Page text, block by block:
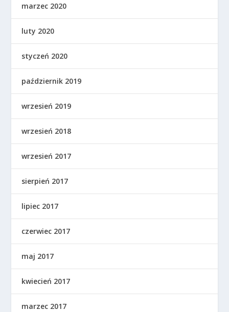
marzec 2020
luty 2020
styczeń 2020
październik 2019
wrzesień 2019
wrzesień 2018
wrzesień 2017
sierpień 2017
lipiec 2017
czerwiec 2017
maj 2017
kwiecień 2017
marzec 2017